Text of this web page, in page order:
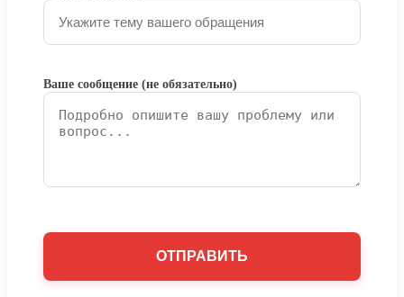
Ваше сообщение (не обязательно)